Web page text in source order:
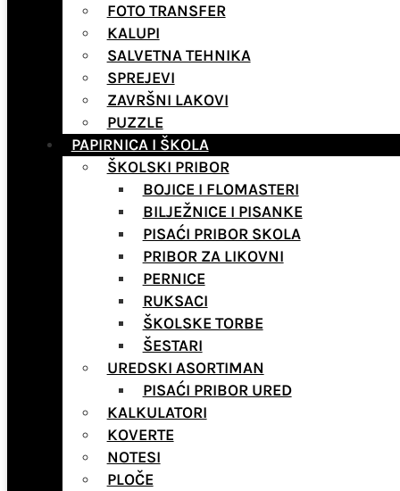
FOTO TRANSFER
KALUPI
SALVETNA TEHNIKA
SPREJEVI
ZAVRŠNI LAKOVI
PUZZLE
PAPIRNICA I ŠKOLA
ŠKOLSKI PRIBOR
BOJICE I FLOMASTERI
BILJEŽNICE I PISANKE
PISAĆI PRIBOR SKOLA
PRIBOR ZA LIKOVNI
PERNICE
RUKSACI
ŠKOLSKE TORBE
ŠESTARI
UREDSKI ASORTIMAN
PISAĆI PRIBOR URED
KALKULATORI
KOVERTE
NOTESI
PLOČE